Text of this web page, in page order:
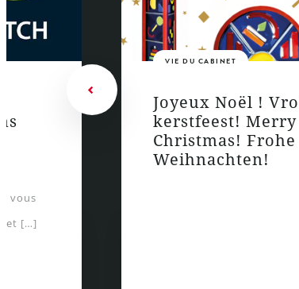
vous
[…]
Joyeux Noël !
kerstfeest! Merry
Christmas! Frohe
Weihnachten!
VIE DU CABINET